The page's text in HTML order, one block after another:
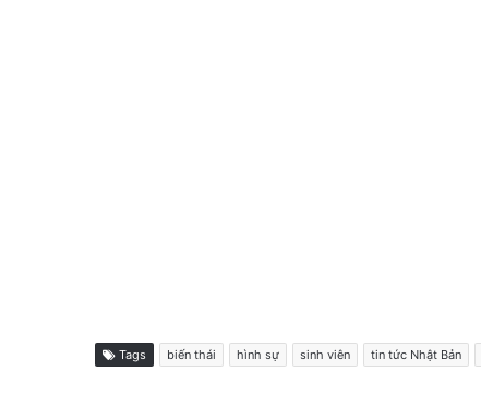
Tags biến thái hình sự sinh viên tin tức Nhật Bản